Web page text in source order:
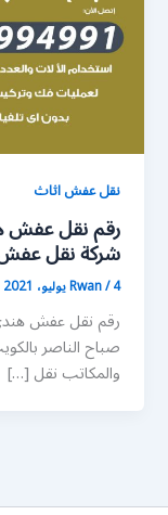
نقل عفش اثاث
شركة نقل عفش
Rwan/4 يوليو، 2021
رقم نقل عفش
صباح الناصر
والمكاتب نقل […]